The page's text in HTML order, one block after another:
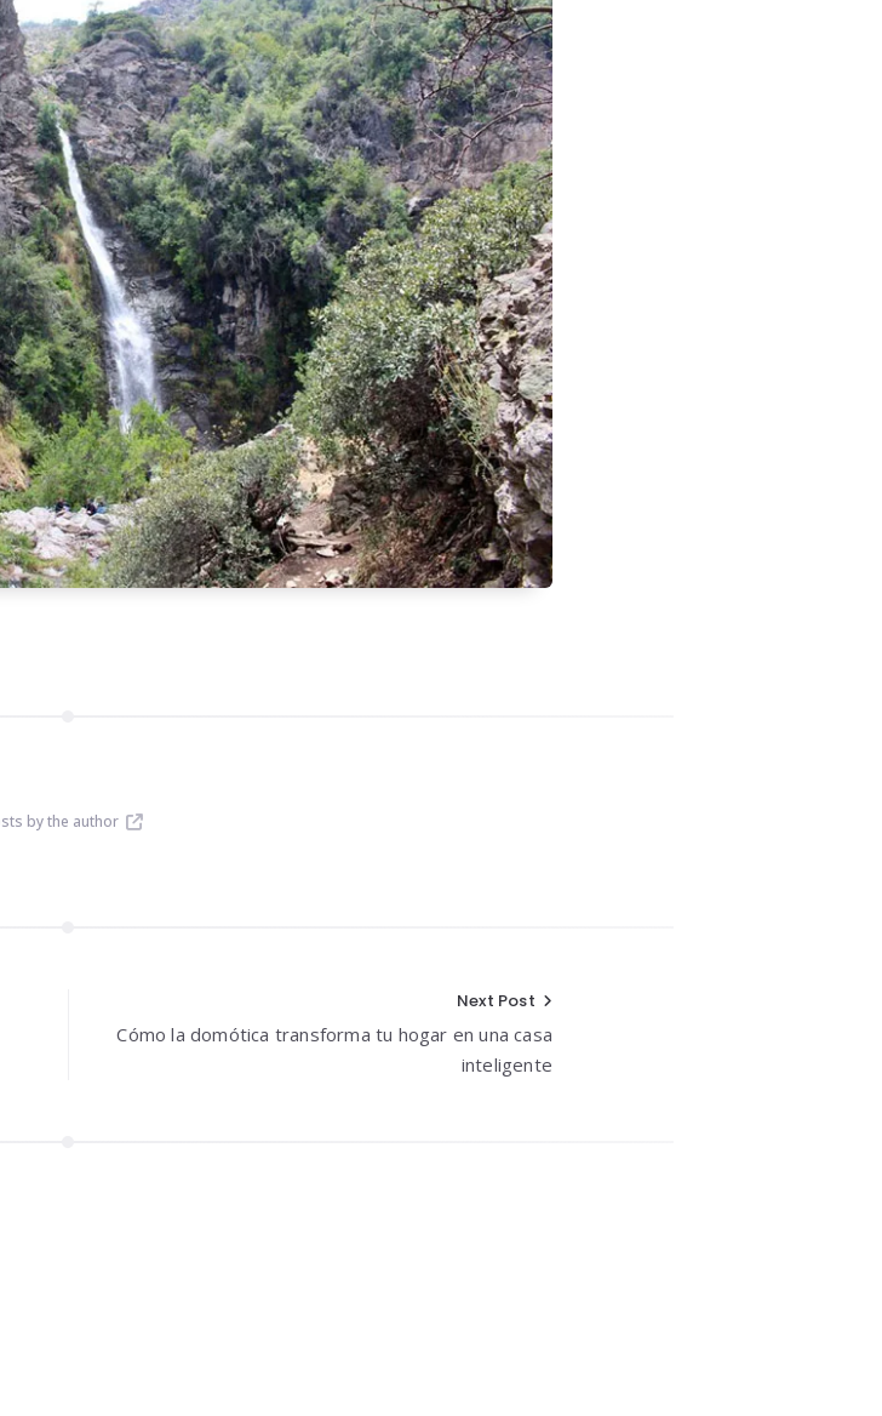
by the author
Next Post
Cómo la domótica transforma tu hogar en una casa
inteligente